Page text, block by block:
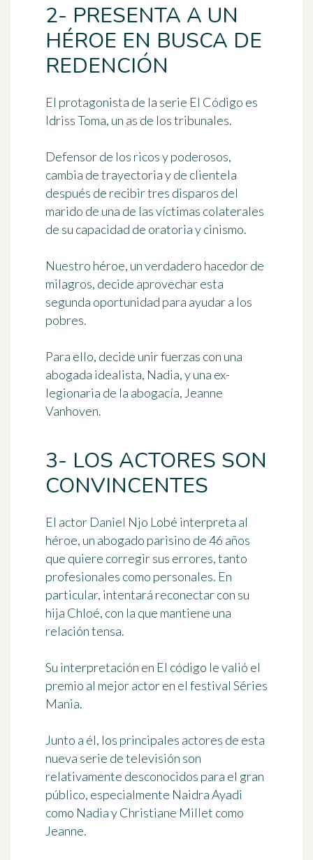
2- PRESENTA A UN
HÉROE EN BUSCA DE
REDENCIÓN
El protagonista de la serie El Código es
Idriss Toma, un as de los tribunales.
Defensor de los ricos y poderosos,
cambia de trayectoria y de clientela
después de recibir tres disparos del
marido de una de las víctimas colaterales
de su capacidad de oratoria y cinismo.
Nuestro héroe, un verdadero hacedor de
milagros, decide aprovechar esta
segunda oportunidad para ayudar a los
pobres.
Para ello, decide unir fuerzas con una
abogada idealista, Nadia, yuna ex-
legionaria de la abogacía, Jeanne
Vanhoven.
3- LOS ACTORES SON
CONVINCENTES
El actor Daniel Njo Lobé interpreta al
héroe, un abogado parisino de 46 años
que quiere corregir sus errores, tanto
profesionales como personales. En
particular, intentará reconectar con su
hija Chloé, con la que mantiene una
relación tensa.
Su interpretación en El código le valió el
premio al mejor actor en el festival Séries
Mania.
Junto a él, los principales actores de esta
nueva serie de televisión son
relativamente desconocidos para el gran
público, especialmente Naidra Ayadi
como Nadia y Christiane Millet como
Jeanne.